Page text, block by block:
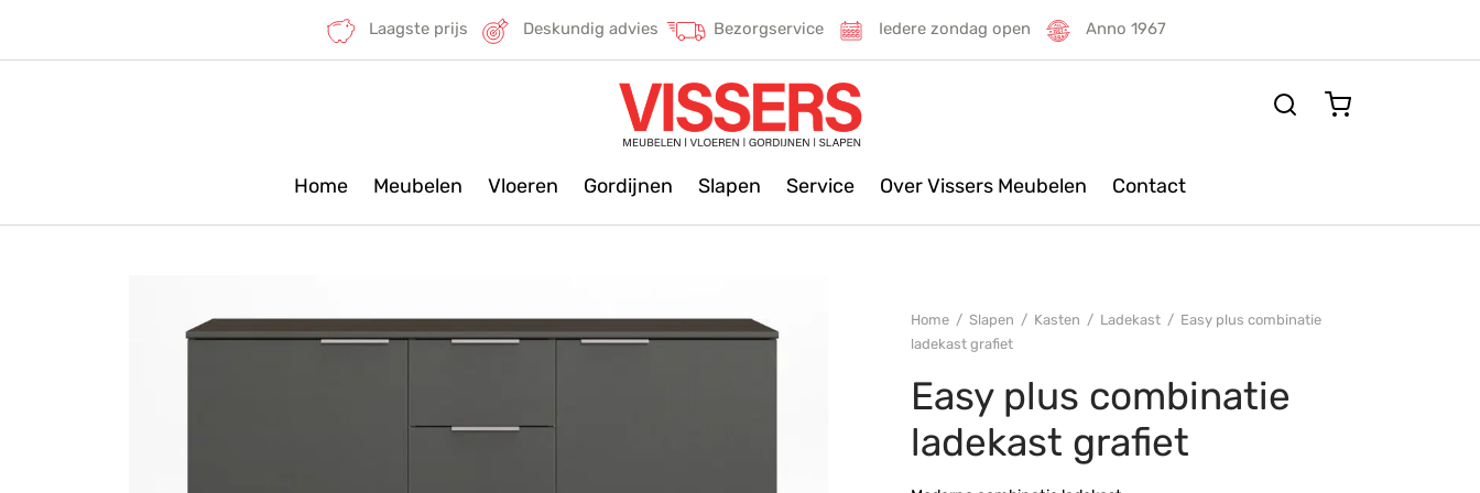
Laagste prijs Deskundig advies Bezorgservice Iedere zondag open Anno 1967
Home Meubelen Vloeren Gordijnen Slapen Service Over Vissers Meubelen Contact
Home / Slapen / Kasten / Ladekast / Easy plus combinatie
ladekast grafiet
Easy plus combinatie
ladekast grafiet